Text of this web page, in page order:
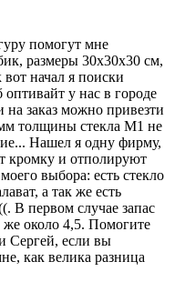
помогут мне
размеры 30х30х30 см,
начал я поиски
оптивайт у нас в городе
заказ можно привезти
толщины стекла М1 не
Нашел я одну фирму,
кромку и отполируют
выбора: есть стекло
а так же есть
первом случае запас
же около 4,5. Помогите
Сергей, если вы
как велика разница